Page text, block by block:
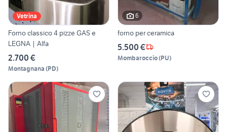
Vetrina
Forno classico 4 pizze GAS e
LEGNA | Alfa
2.700 €
Montagnana (PD)
6
forno per ceramica
5.500 €
Mombaroccio(PU)